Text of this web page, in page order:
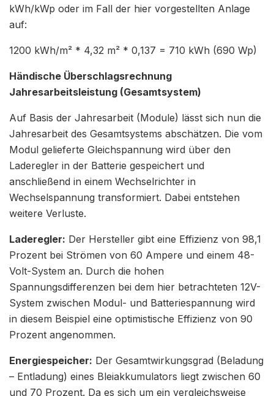
kWh/kWp oder im Fall der hier vorgestellten Anlage
auf:
1200 kWh/m² * 4,32 m² * 0,137 = 710 kWh (690 Wp)
Händische Überschlagsrechnung
Jahresarbeitsleistung (Gesamtsystem)
Auf Basis der Jahresarbeit (Module) lässt sich nun die
Jahresarbeit des Gesamtsystems abschätzen. Die vom
Modul gelieferte Gleichspannung wird über den
Laderegler in der Batterie gespeichert und
anschließend in einem Wechselrichter in
Wechselspannung transformiert. Dabei entstehen
weitere Verluste.
Laderegler: Der Hersteller gibt eine Effizienz von 98,1
Prozent bei Strömen von 60 Ampere und einem 48-
Volt-System an. Durch die hohen
Spannungsdifferenzen bei dem hier betrachteten 12V-
System zwischen Modul- und Batteriespannung wird
in diesem Beispiel eine optimistische Effizienz von 90
Prozent angenommen.
Energiespeicher: Der Gesamtwirkungsgrad (Beladung
– Entladung) eines Bleiakkumulators liegt zwischen 60
und 70 Prozent. Da es sich um ein vergleichsweise